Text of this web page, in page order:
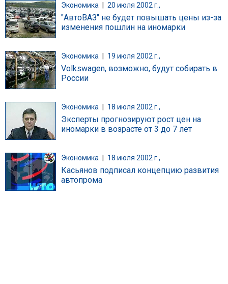
Экономика | 20 июля 2002 г.,
"АвтоВАЗ" не будет повышать цены из-за
изменения пошлин на иномарки
Экономика 19 июля 2002 г.,
Volkswagen, возможно, будут собирать в
России
Экономика 18 июля 2002 г.,
Эксперты прогнозируют рост цен на
иномарки в возрасте от 3 до 7 лет
Экономика 18 июля 2002 г.,
Касьянов подписал концепцию развития
автопрома